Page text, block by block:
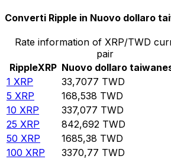
Converti Ripple in Nuovo dollaro
Rate information of XRP/TWD
pair
RippleXRP Nuovo dollaro
1 XRP 33,7077 TWD
5 XRP 168,538 TWD
10 XRP 337,077 TWD
25 XRP 842,692 TWD
50 XRP 1685,38 TWD
100 XRP 3370,77 TWD